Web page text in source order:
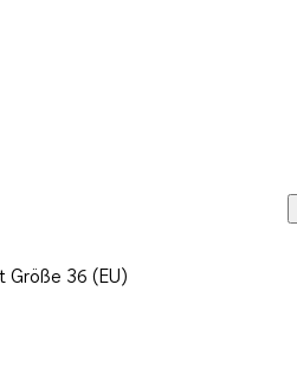
Größe 36 (EU)